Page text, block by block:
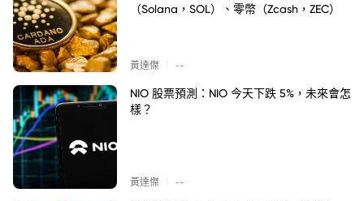
（Solana，SOL）、零幣（Zcash，ZEC）
黃達傑 --
NIO 股票預測：NIO 今天下跌 5%，未來會怎
樣？
黃達傑 --